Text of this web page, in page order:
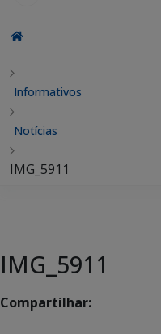
Informativos
Notícias
IMG_5911
IMG_5911
Compartilhar: